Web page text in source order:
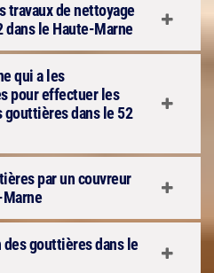
travaux de nettoyage
dans le Haute-Marne
qui a les
pour effectuer les
gouttières dans le 52
par un couvreur
gouttières dans le